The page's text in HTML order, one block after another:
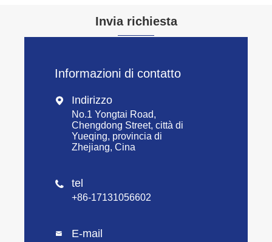
Invia richiesta
Informazioni di contatto
 Indirizzo
No.1 Yongtai Road,
Chengdong Street, città di
Yueqing, provincia di
Zhejiang, Cina
 tel
+86-17131056602
 E-mail